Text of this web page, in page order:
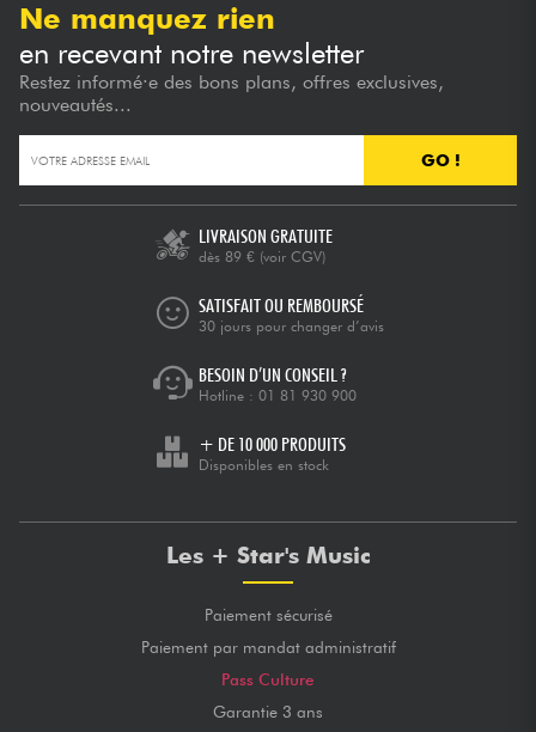
Ne manquez rien
en recevant notre newsletter
Restez informé·e des bons plans, offres exclusives,
nouveautés...
GO !
LIVRAISON GRATUITE
dès 89 € (voir CGV)
SATISFAIT OU REMBOURSÉ
30 jours pour changer d’avis
BESOIN D’UN CONSEIL ?
Hotline : 01 81 930 900
+ DE 10 000 PRODUITS
Disponibles en stock
Les + Star's Music
Paiement sécurisé
Paiement par mandat administratif
Pass Culture
Garantie 3 ans